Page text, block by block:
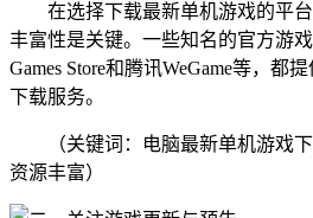
在选择下载最新单机游戏的平
丰富性是关键。一些知名的官方游戏
Games Store和腾讯WeGame等，都
下载服务。
（关键词：电脑最新单机游戏
资源丰富）